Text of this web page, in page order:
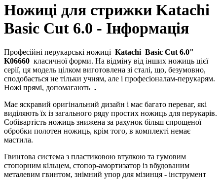
Ножиці для стрижки Katachi
Basic Cut 6.0 - Інформація
Професійні перукарські ножиці Katachi Basic Cut 6.0"
K06660 класичної форми. На відміну від інших ножиць цієї
серії, ця модель цілком виготовлена ​​зі сталі, що, безумовно,
сподобається не тільки учням, але і професіоналам-перукарям.
Ножі прямі, допомагають .
Має яскравий оригінальний дизайн і має багато переваг, які
виділяють їх із загального ряду простих ножиць для перукарів.
Собівартість ножиць знижена за рахунок більш спрощеної
обробки полотен ножиць, крім того, в комплекті немає
мастила.
Гвинтова система з пластиковою втулкою та гумовим
стопорним кільцем, стопор-амортизатор із вбудованим
металевим гвинтом, знімний упор для мізинця - інструмент